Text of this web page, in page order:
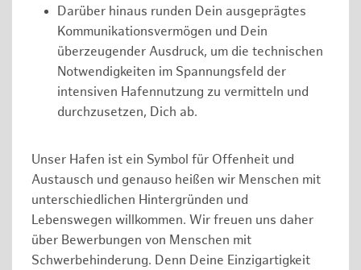
Darüber hinaus runden Dein ausgeprägtes
Kommunikationsvermögen und Dein
überzeugender Ausdruck, um die technischen
Notwendigkeiten im Spannungsfeld der
intensiven Hafennutzung zu vermitteln und
durchzusetzen, Dich ab.
Unser Hafen ist ein Symbol für Offenheit und
Austausch und genauso heißen wir Menschen mit
unterschiedlichen Hintergründen und
Lebenswegen willkommen. Wir freuen uns daher
über Bewerbungen von Menschen mit
Schwerbehinderung. Denn Deine Einzigartigkeit